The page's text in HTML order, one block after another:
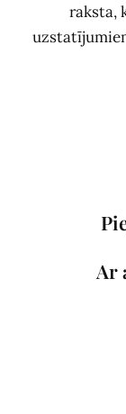
raksta,
Ar